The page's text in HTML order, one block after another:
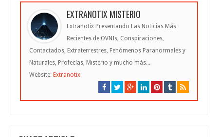
EXTRANOTIX MISTERIO
Extranotix Presentando Las Noticias Más
Recientes de OVNIs, Conspiraciones,
Contactados, Extraterrestres, Fenómenos Paranormales y
Naturales, Profecías, Misterio y mucho más...
Website: Extranotix